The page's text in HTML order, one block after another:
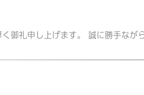
御礼申し上げます。 誠に勝手な